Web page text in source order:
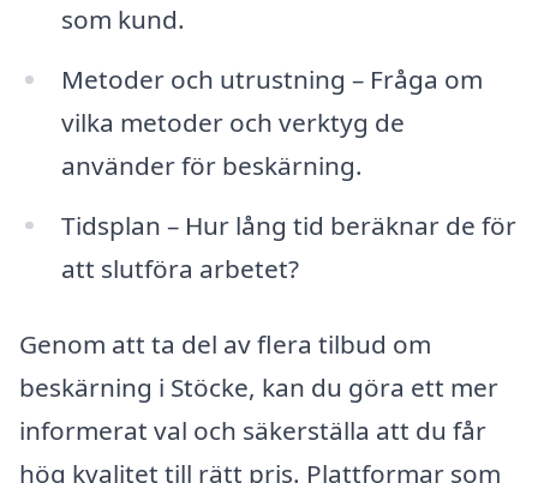
som kund.
Metoder och utrustning – Fråga om
vilka metoder och verktyg de
använder för beskärning.
Tidsplan – Hur lång tid beräknar de för
att slutföra arbetet?
Genom att ta del av flera tilbud om
beskärning i Stöcke, kan du göra ett mer
informerat val och säkerställa att du får
hög kvalitet till rätt pris. Plattformar som